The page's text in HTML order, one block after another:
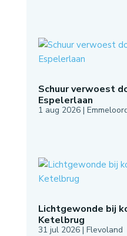
Schuur verwoest
Espelerlaan
1 aug 2026|
Lichtgewonde bij
Ketelbrug
31 jul 2026| Flevoland